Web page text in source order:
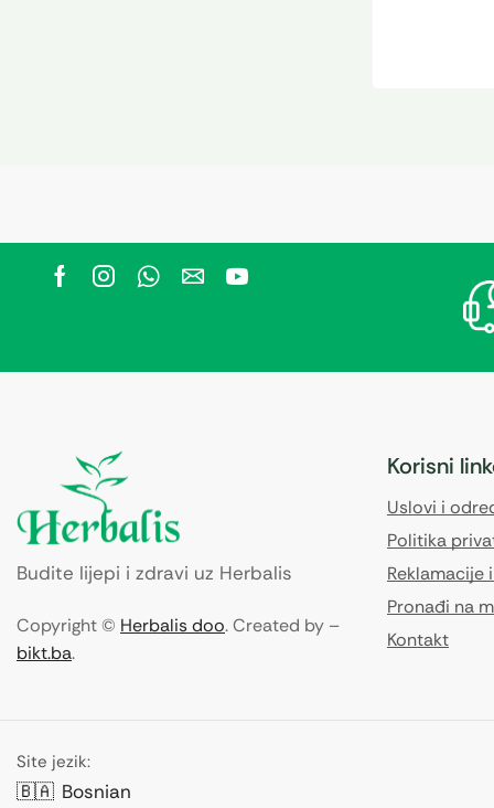
Budite lijepi i zdravi uz Herbalis
Copyright © Herbalis doo. Created by –
bikt.ba.
Korisni
Uslovi i
Politika
Reklamacije
Pronađi na
Kontakt
Site jezik:
🇧🇦 Bosnian